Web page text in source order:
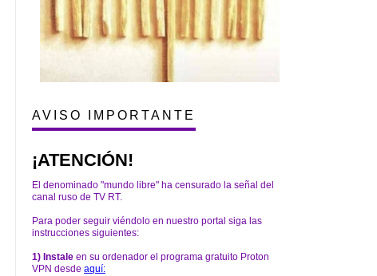
AVISO IMPORTANTE
¡ATENCIÓN!
El denominado "mundo libre" ha censurado la señal del
canal ruso de TV RT.
Para poder seguir viéndolo en nuestro portal siga las
instrucciones siguientes:
1) Instale en su ordenador el programa gratuito Proton
VPN desde aquí: